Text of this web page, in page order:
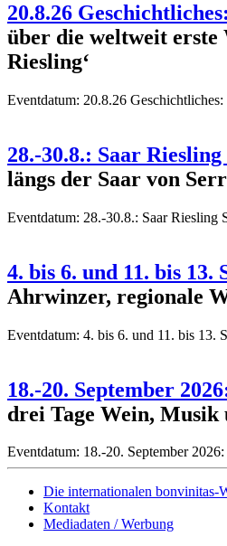
20.8.26
über die weltweit erste
Riesling‘
Eventdatum: 20.8.26
28.-30.8.: Saar
längs der Saar von
Eventdatum: 28.-30.8.: Saar Riesling
4. bis 6. und 11. bis
Ahrwinzer, regionale
Eventdatum: 4. bis 6. und 11. bis 13.
18.-20. September
drei Tage Wein, Musik
Eventdatum: 18.-20. September
Die internationalen bonvinitas-
Kontakt
Mediadaten / Werbung